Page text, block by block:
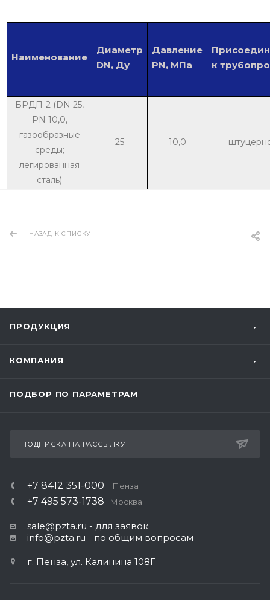
Наименование
Диаметр
DN, Ду
Давление
PN, МПа
к
БРДП-2 (DN 25,
PN 10,0,
газообразные
среды;
легированная
сталь)
25 10,0
НАЗАД К СПИСКУ
ПРОДУКЦИЯ
КОМПАНИЯ
ПОДБОР ПО ПАРАМЕТРАМ
ПОДПИСКА НА РАССЫЛКУ
+7 8412 351-000 Пенза
+7 495 573-1738 Москва
sale@pzta.ru - для заявок
info@pzta.ru - по общим вопросам
г. Пенза, ул. Калинина 108Г